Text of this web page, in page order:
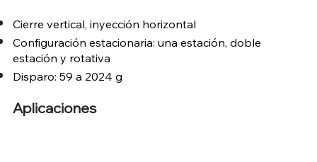
Cierre vertical, inyección horizontal
Configuración estacionaria: una estación, doble
estación y rotativa
Disparo: 59 a 2024 g
Aplicaciones